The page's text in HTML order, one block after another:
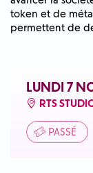
token et de
permettent de
LUNDI 7
RTS
PASSÉ